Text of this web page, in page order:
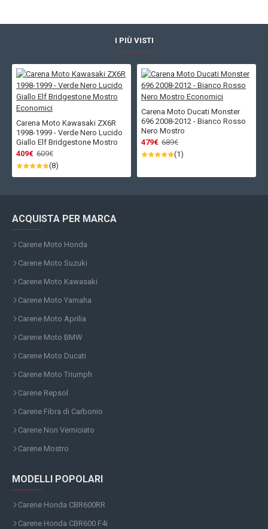
I PIÙ VISTI
Carena Moto Kawasaki ZX6R
1998-1999 - Verde Nero Lucido
Giallo Elf Bridgestone Mostro
409€ 609€
(8)
Carena Moto Ducati Monster
696 2008-2012 - Bianco Rosso
Nero Mostro
479€ 689€
(1)
ACQUISTA PER MARCA
Carene Moto Honda
Carene Moto Suzuki
Carene Moto Kawasaki
Carene Moto Yamaha
Carene Moto Aprilia
Carene Moto BMW
Carene Moto Ducati
Carene Moto Triumph
Carene Repsol
Carene Fibra di Carbonio
Carene Non Verniciato
Carene Mostro
MODELLI POPOLARI
Carene Honda CBR600RR
Carene Honda CBR600 F4i